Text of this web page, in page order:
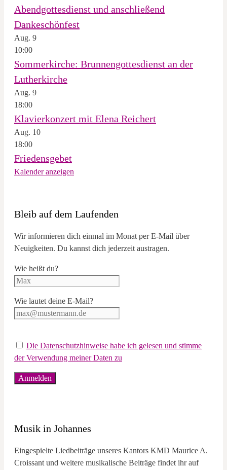
Abendgottesdienst und anschließend
Dankeschönfest
Aug. 9
10:00
Sommerkirche: Brunnengottesdienst an der
Lutherkirche
Aug. 9
18:00
Klavierkonzert mit Elena Reichert
Aug. 10
18:00
Friedensgebet
Kalender anzeigen
Bleib auf dem Laufenden
Wir informieren dich einmal im Monat per E-Mail über
Neuigkeiten. Du kannst dich jederzeit austragen.
Wie heißt du?
Wie lautet deine E-Mail?
Die Datenschutzhinweise habe ich gelesen und stimme
der Verwendung meiner Daten zu
Musik in Johannes
Eingespielte Liedbeiträge unseres Kantors KMD Maurice A.
Croissant und weitere musikalische Beiträge findet ihr auf